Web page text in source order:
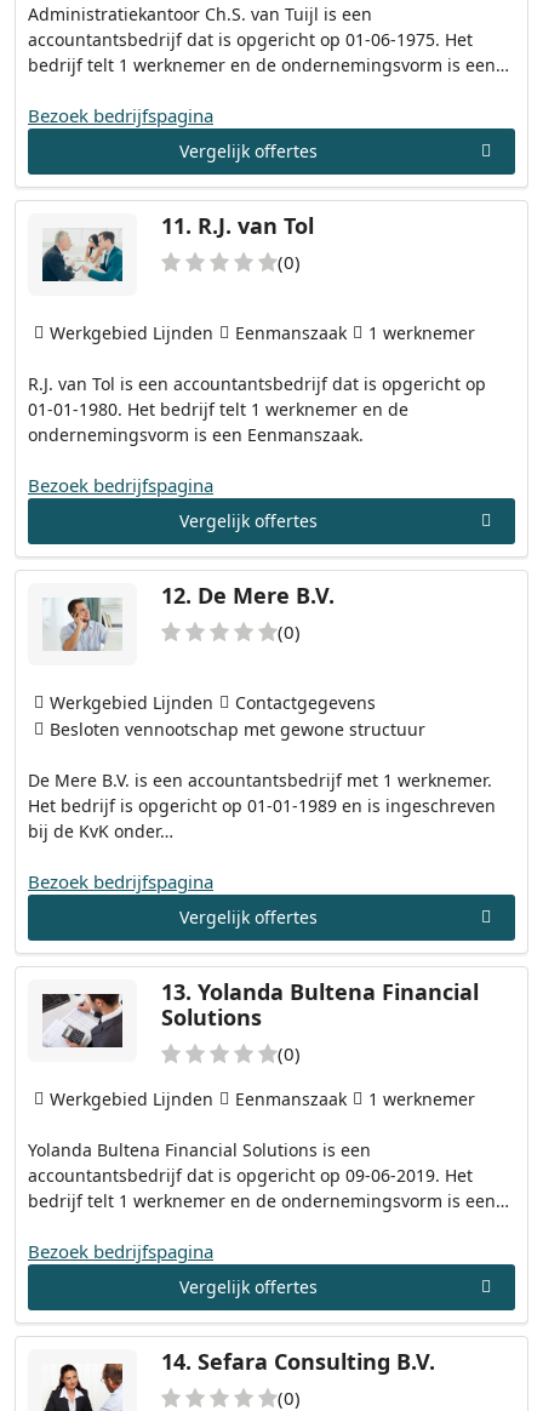
Administratiekantoor Ch.S. van Tuijl is een
accountantsbedrijf dat is opgericht op 01-06-1975. Het
bedrijf telt 1 werknemer en de ondernemingsvorm is een…
Bezoek bedrijfspagina
Vergelijk offertes
11. R.J. van Tol
(0)
R.J. van Tol is een accountantsbedrijf dat is opgericht op
01-01-1980. Het bedrijf telt 1 werknemer en de
ondernemingsvorm is een Eenmanszaak.
Werkgebied Lijnden Eenmanszaak 1 werknemer
Bezoek bedrijfspagina
Vergelijk offertes
12. De Mere B.V.
(0)
De Mere B.V. is een accountantsbedrijf met 1 werknemer.
Het bedrijf is opgericht op 01-01-1989 en is ingeschreven
bij de KvK onder…
Werkgebied Lijnden
Contactgegevens
Besloten vennootschap met gewone structuur
Bezoek bedrijfspagina
Vergelijk offertes
13. Yolanda Bultena Financial
Solutions
(0)
Yolanda Bultena Financial Solutions is een
accountantsbedrijf dat is opgericht op 09-06-2019. Het
bedrijf telt 1 werknemer en de ondernemingsvorm is een…
Werkgebied Lijnden Eenmanszaak 1 werknemer
Bezoek bedrijfspagina
Vergelijk offertes
14. Sefara Consulting B.V.
(0)